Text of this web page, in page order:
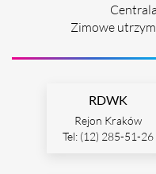
Zimowe
RDWK
Rejon Kraków
Tel: (12) 285-51-26